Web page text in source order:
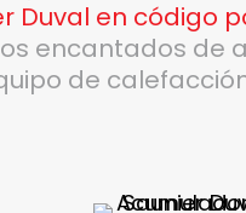
Duval en código
encantados de
de